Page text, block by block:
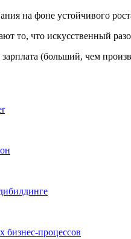
на фоне устойчивого
то, что искусственный
(больший, чем
процессов